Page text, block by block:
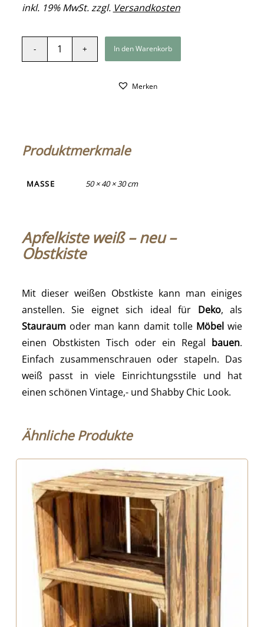
inkl. 19% MwSt. zzgl. Versandkosten
In den Warenkorb
Merken
Produktmerkmale
MASSE 50 × 40 × 30 cm
Apfelkiste weiß – neu –
Obstkiste
Mit dieser weißen Obstkiste kann man einiges
anstellen. Sie eignet sich ideal für Deko, als
Stauraumoder man kann damit tolle Möbel wie
einen Obstkisten Tisch oder ein Regal bauen.
Einfach zusammenschrauen oder stapeln. Das
weiß passt in viele Einrichtungsstile und hat
einen schönen Vintage,- und Shabby Chic Look.
Ähnliche Produkte